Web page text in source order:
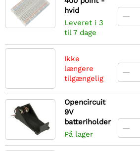
hvid
Leveret i 3
til 7 dage
Ikke
længere
tilgængelig
Opencircuit
9V
batteriholder
På lager